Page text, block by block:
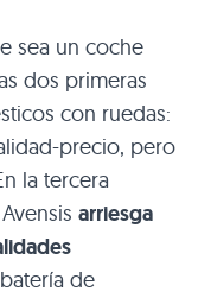
sea un coche
dos primeras
con ruedas:
precio, pero
la tercera
arriesga
de